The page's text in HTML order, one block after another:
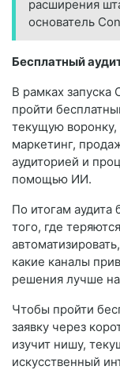
расширения
основатель
Бесплатный
В рамках запуска
пройти
текущую воронку,
маркетинг,
аудиторией и
помощью ИИ.
По итогам аудита
того, где
какие каналы
решения лучше
Чтобы пройти
заявку через
изучит нишу,
искусственный